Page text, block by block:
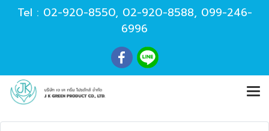
Tel : 02-920-8550, 02-920-8588, 099-246-
6996